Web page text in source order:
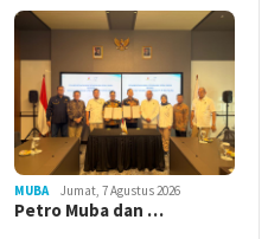
MUBA Jumat, 7 Agustus 2026
Petro Muba dan …